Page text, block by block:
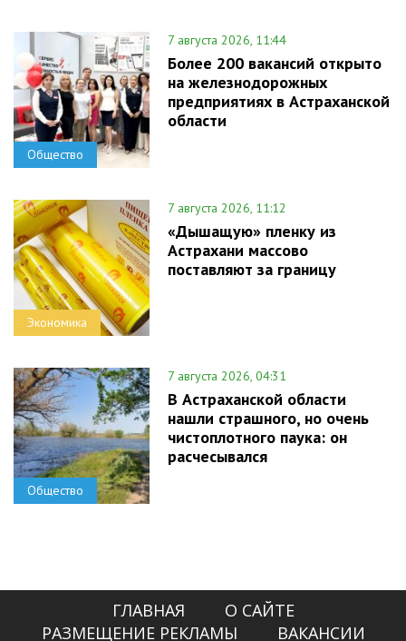
Общество
7 августа 2026, 11:44
Более 200 вакансий открыто
на железнодорожных
предприятиях в Астраханской
области
Экономика
7 августа 2026, 11:12
«Дышащую» пленку из
Астрахани массово
поставляют за границу
Общество
7 августа 2026, 04:31
В Астраханской области
нашли страшного, но очень
чистоплотного паука: он
расчесывался
ГЛАВНАЯ
О САЙТЕ
РАЗМЕЩЕНИЕ РЕКЛАМЫ
ВАКАНСИИ